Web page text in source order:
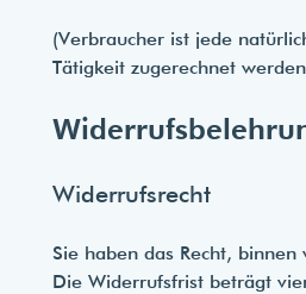
(Verbraucher ist jede
Tätigkeit zugerechnet
Widerrufsrecht
Sie haben das Recht,
Die Widerrufsfrist beträgt